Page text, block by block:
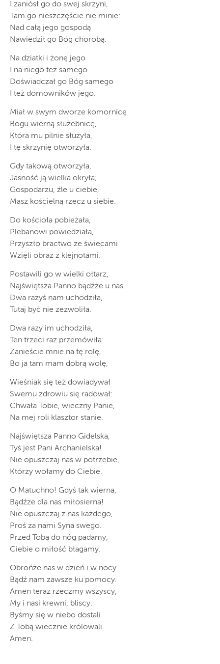
I zaniósł go do swej skrzyni,
Tam go nieszczęście nie minie:
Nad całą jego gospodą
Nawiedził go Bóg chorobą.
Na dziatki i żonę jego
I na niego też samego
Doświadczał go Bóg samego
I też domowników jego.
Miał w swym dworze komornicę
Bogu wierną służebnicę,
Która mu pilnie służyła,
I tę skrzynię otworzyła.
Gdy takową otworzyła,
Jasność ją wielka okryła;
Gospodarzu, źle u ciebie,
Masz kościelną rzecz u siebie.
Do kościoła pobieżała,
Plebanowi powiedziała,
Przyszło bractwo ze świecami
Wzięli obraz z klejnotami.
Postawili go w wielki ołtarz,
Najświętsza Panno bądźże u nas.
Dwa razyś nam uchodziła,
Tutaj być nie zezwoliła.
Dwa razy im uchodziła,
Ten trzeci raz przemówiła:
Zanieście mnie na tę rolę,
Bo ja tam mam dobrą wolę,
Wieśniak się też dowiadywał
Swemu zdrowiu się radował:
Chwała Tobie, wieczny Panie,
Na mej roli klasztor stanie.
Najświętsza Panno Gidelska,
Tyś jest Pani Archanielska!
Nie opuszczaj nas w potrzebie,
Którzy wołamy do Ciebie.
O Matuchno! Gdyś tak wierna,
Bądźże dla nas miłosierna!
Nie opuszczaj z nas każdego,
Proś za nami Syna swego.
Przed Tobą do nóg padamy,
Ciebie o miłość błagamy.
Obrońże nas w dzień i w nocy
Bądź nam zawsze ku pomocy.
Amen teraz rzeczmy wszyscy,
My i nasi krewni, bliscy.
Byśmy się w niebo dostali
Z Tobą wiecznie królowali.
Amen.